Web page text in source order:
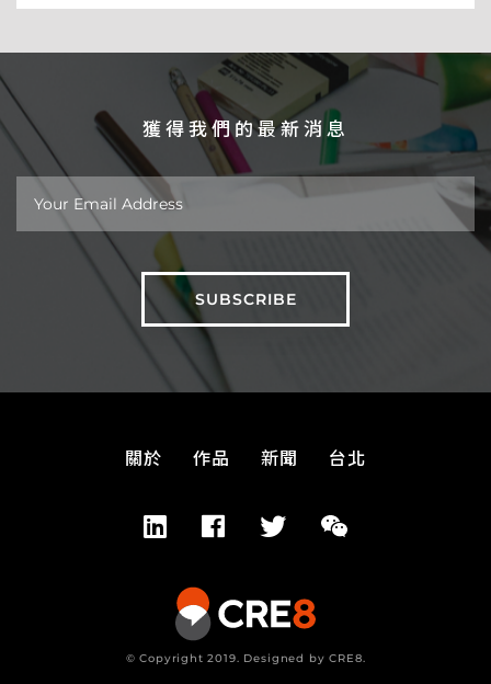
獲得我們的最新消息
關於 作品 新聞 台北
© Copyright 2019. Designed by CRE8.